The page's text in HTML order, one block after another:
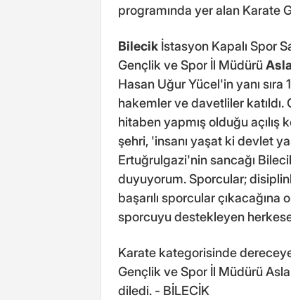
programında yer alan Karate
Bilecik İstasyon Kapalı Spor
Gençlik ve Spor İl Müdürü
Hasan Uğur Yücel'in yanı
hakemler ve davetliler
hitaben yapmış olduğu
şehri, 'insanı yaşat ki devlet
Ertuğrulgazi'nin sancağı
duyuyorum. Sporcular;
başarılı sporcular
sporcuyu destekleyen
Karate kategorisinde
Gençlik ve Spor İl Müdürü
diledi. - BİLECİK